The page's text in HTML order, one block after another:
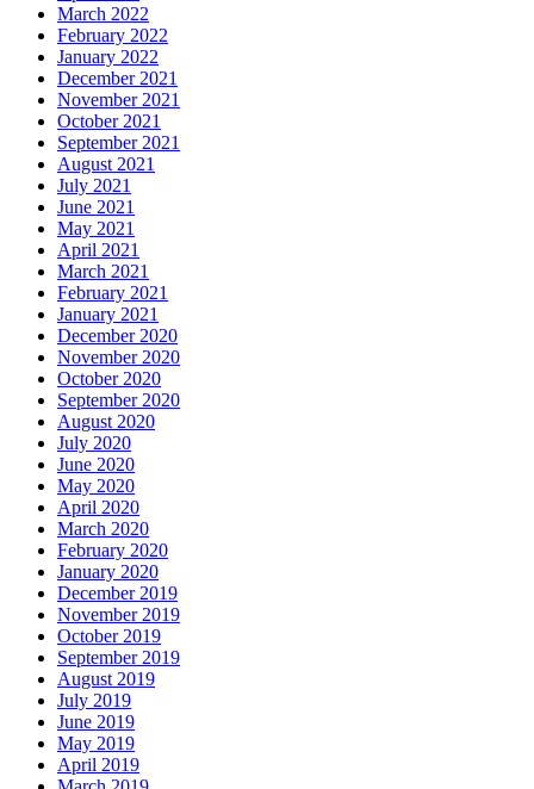
March 2022
February 2022
January 2022
December 2021
November 2021
October 2021
September 2021
August 2021
July 2021
June 2021
May 2021
April 2021
March 2021
February 2021
January 2021
December 2020
November 2020
October 2020
September 2020
August 2020
July 2020
June 2020
May 2020
April 2020
March 2020
February 2020
January 2020
December 2019
November 2019
October 2019
September 2019
August 2019
July 2019
June 2019
May 2019
April 2019